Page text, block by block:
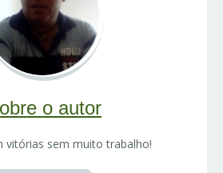
o autor
vitórias sem muito trabalho!